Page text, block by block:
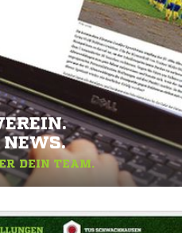
NEWS.
DEIN TEAM.